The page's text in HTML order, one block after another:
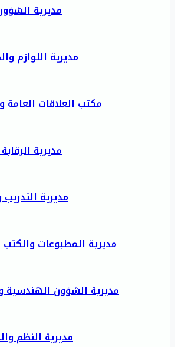
مديرية
مديرية اللوازم
مكتب العلاقات العامة
مديرية
مديرية
مديرية المطبوعات والكتب
مديرية الشؤون الهندسية
مديرية النظم